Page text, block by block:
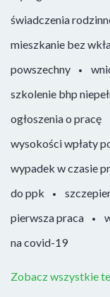
świadczenia
mieszkanie bez
powszechny
szkolenie bhp
ogłoszenia o pracę
wysokości wpłaty
wypadek w czasie
do ppk
pierwsza praca
na covid-19
Zobacz wszystkie